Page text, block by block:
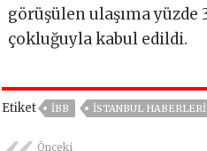
görüşülen ulaşıma
çokluğuyla kabul edildi.
Etiket IBB ISTANBUL HABERLERI
Önceki